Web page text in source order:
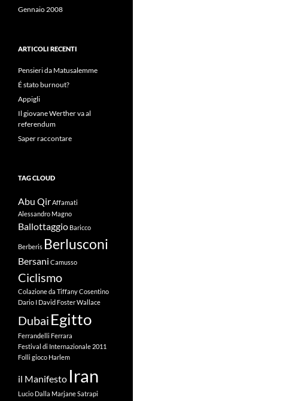
Gennaio 2008
ARTICOLI RECENTI
Pensieri da Matusalemme
É stato burnout?
Appigli
Il giovane Werther va al
referendum
Saper raccontare
TAG CLOUD
Abu QirAffamati
Alessandro Magno
Ballottaggio Baricco
Berberis Berlusconi
Bersani Camusso
Ciclismo
Colazione da TiffanyCosentino
Dario I David Foster Wallace
Dubai Egitto
Ferrandelli Ferrara
Festival di Internazionale 2011
Folli gioco Harlem
il Manifesto Iran
Lucio Dalla Marjane Satrapi